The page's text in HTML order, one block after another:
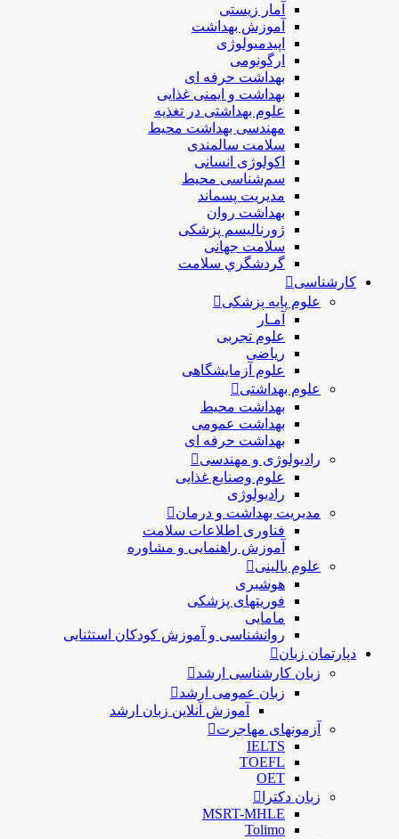
آمار زیستی
آموزش بهداشت
اپیدمیولوژی
ارگونومی
بهداشت حرفه ای
بهداشت و ایمنی غذایی
علوم بهداشتی در تغذیه
مهندسی بهداشت محيط
سلامت سالمندی
اکولوژی انسانی
سم‌شناسی محیط
مدیریت پسماند
بهداشت روان
ژورنالیسم پزشکی
سلامت جهانی
گردشگري سلامت
کارشناسی
علوم پایه پزشکی
آمـار
علوم تجربی
ریاضی
علوم آزمایشگاهی
علوم بهداشتی
بهداشت محیط
بهداشت عمومی
بهداشت حرفه ای
رادیولوژی و مهندسی
علوم وصنایع غذایی
رادیولوژی
مدیریت بهداشت و درمان
فناوری اطلاعات سلامت
آموزش راهنمایی و مشاوره
علوم بالینی
هوشبری
فوریتهای پزشکی
مامایی
روانشناسی و آموزش کودکان استثنایی
دپارتمان زبان
زبان کارشناسی ارشد
زبان عمومی ارشد
آموزش آنلاین زبان ارشد
آزمونهای مهاجرت
IELTS
TOEFL
OET
زبان دکترا
MSRT-MHLE
Tolimo